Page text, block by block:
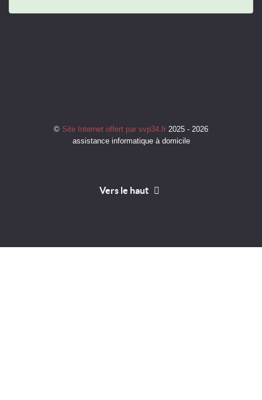
© Site Internet offert par svp34.fr 2025 - 2026
assistance informatique à domicile
Vers le haut